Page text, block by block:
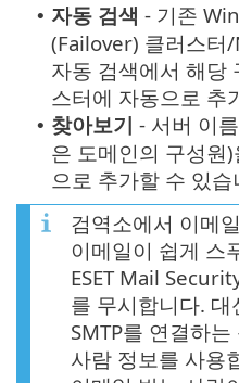
• 자동 검색 - 기존
(Failover) 클러스터
자동 검색에서 해당
스터에 자동으로 추
• 찾아보기 - 서버 이
은 도메인의 구성원
으로 추가할 수 있습
검역소에서 이메
이메일이 쉽게 스
ESET Mail
를 무시합니다. 대
SMTP를 연결하
사람 정보를 사용